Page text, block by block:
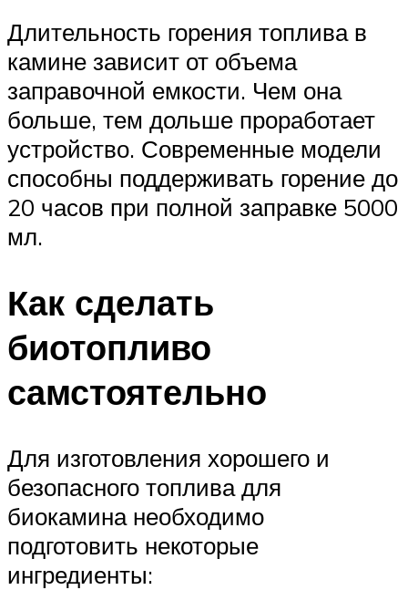
Длительность горения топлива в
камине зависит от объема
заправочной емкости. Чем она
больше, тем дольше проработает
устройство. Современные модели
способны поддерживать горение до
20 часов при полной заправке 5000
мл.
Как сделать
биотопливо
самстоятельно
Для изготовления хорошего и
безопасного топлива для
биокамина необходимо
подготовить некоторые
ингредиенты: